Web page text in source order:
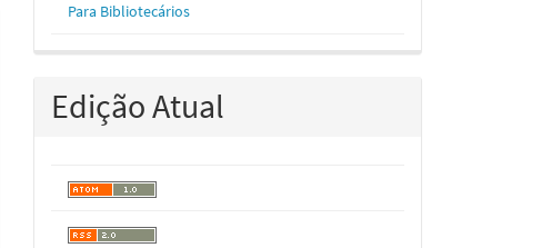
Para Bibliotecários
Edição Atual